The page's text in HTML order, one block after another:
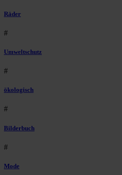
Räder
#
Umweltschutz
#
ökologisch
#
Bilderbuch
#
Mode